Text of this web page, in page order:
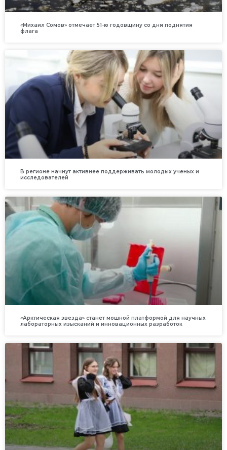
«Михаил Сомов» отмечает 51-ю годовщину со дня поднятия
флага
В регионе начнут активнее поддерживать молодых ученых и
исследователей
«Арктическая звезда» станет мощной платформой для научных
лабораторных изысканий и инновационных разработок